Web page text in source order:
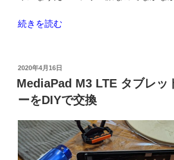
“【Headwolf
年
ぶ
8
イ
ン
続きを読む
投
稿
日:
2020年4月16日
MediaPad M3 LTE タブレッ
ーをDIYで交換